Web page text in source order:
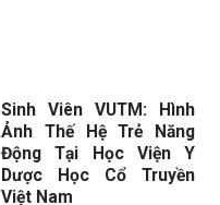
Sinh Viên VUTM: Hình
Ảnh Thế Hệ Trẻ Năng
Động Tại Học Viện Y
Dược Học Cổ Truyền
Việt Nam